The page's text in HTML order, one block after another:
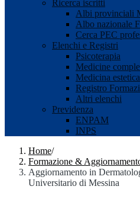
Ricerca iscritti
Albi provinciali
Albo nazionale
Cerca PEC
Elenchi e Registri
Psicoterapia
Medicine
Medicina estetica
Registro
Altri elenchi
Previdenza
ENPAM
INPS
Home/
Formazione &
Aggiornamento in
Universitario di Messina